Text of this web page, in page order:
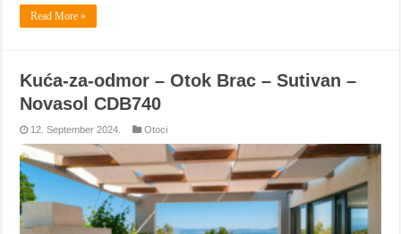
Read More »
Kuća-za-odmor – Otok Brac – Sutivan –
Novasol CDB740
12. September 2024. Otoci